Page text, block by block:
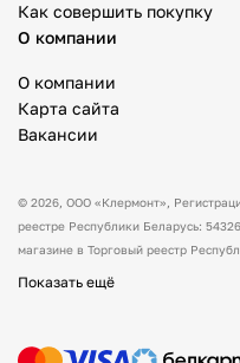
Как совершить покупку
О компании
О компании
Карта сайта
Вакансии
© 2026, ООО «Клермонт» ,
реестре Республики Беларусь:
магазине в Торговый реестр
Товары можно оплатить наличным
Показать ещё